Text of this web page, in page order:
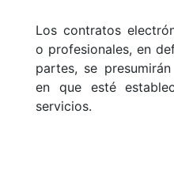
Los contratos
o profesionales, en
partes, se
en que esté
servicios.